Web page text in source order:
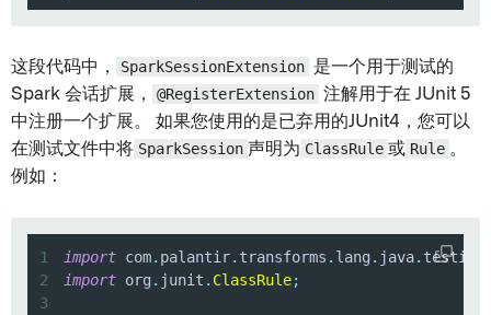
这段代码中， SparkSessionExtension 是一个用于测试的
Spark 会话扩展，
@RegisterExtension 注解用于在 JUnit 5
中注册一个扩展。 如果您使用的是已弃用的JUnit4，您可以
在测试文件中将 SparkSession 声明为 ClassRule 或 Rule 。
例如：
1 import com. palantir. transforms . lang . java. testing
2
import org . junit . ClassRule;
3